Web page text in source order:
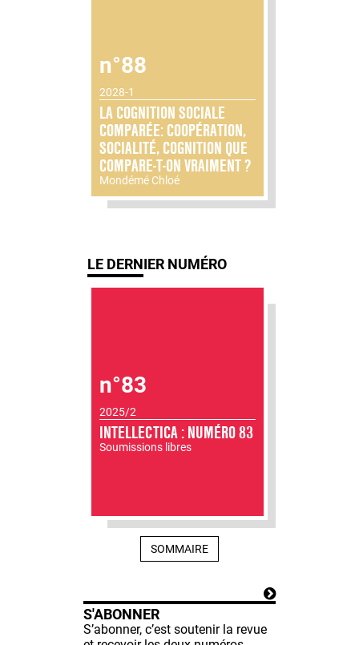
n°88
2028-1
LA COGNITION SOCIALE
COMPARÉE: COOPÉRATION,
SOCIALITÉ, COGNITION QUE
COMPARE-T-ON VRAIMENT ?
Mondémé Chloé
LE DERNIER NUMÉRO
n°83
2025/2
INTELLECTICA : NUMÉRO 83
Soumissions libres
SOMMAIRE
S'ABONNER
S’abonner, c’est soutenir la revue